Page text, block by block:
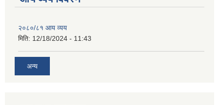
२०८०/८१ आय व्यय
मिति: 12/18/2024 - 11:43
अन्य